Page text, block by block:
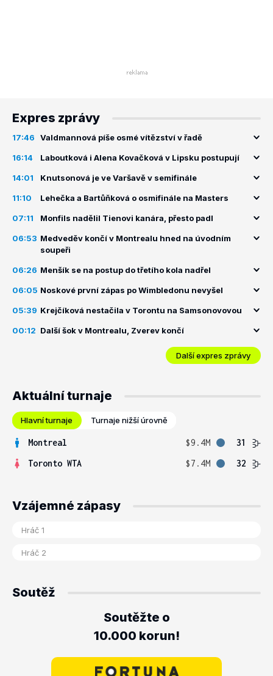
Expres zprávy
17:46 Valdmannová píše osmé vítězství v řadě
16:14 Laboutková i Alena Kovačková v Lipsku postupují
14:01 Knutsonová je ve Varšavě v semifinále
11:10 Lehečka a Bartůňková o osmifinále na Masters
07:11 Monfils nadělil Tienovi kanára, přesto padl
06:53 Medveděv končí v Montrealu hned na úvodním
soupeři
06:26 Menšík se na postup do třetího kola nadřel
06:05 Noskové první zápas po Wimbledonu nevyšel
05:39 Krejčíková nestačila v Torontu na Samsonovovou
00:12 Další šok v Montrealu, Zverev končí
Další expres zprávy
Aktuální turnaje
Hlavní turnaje Turnaje nižší úrovně
Montreal $9.4M
31
Toronto WTA
$7.4M 32
Vzájemné zápasy
Soutěž
Soutěžte o
10.000 korun!